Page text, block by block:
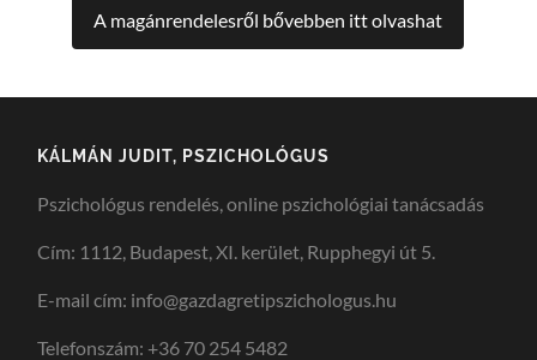
A magánrendelesről bővebben itt olvashat
KÁLMÁN JUDIT, PSZICHOLÓGUS
Pszichológus rendelés, online pszichológiai tanácsadás
Cím: 1112, Budapest, XI. kerület, Rupphegyi út 5.
E-mail cím: info@gazdagretipszichologus.hu
Telefonszám: +36 70 254 5482